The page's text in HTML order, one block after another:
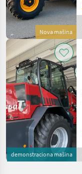
Nova mašina
demonstraciona mašina